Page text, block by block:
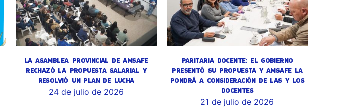
LA ASAMBLEA PROVINCIAL DE AMSAFE
RECHAZÓ LA PROPUESTA SALARIAL Y
RESOLVIÓ UN PLAN DE LUCHA
24 de julio de 2026
PARITARIA DOCENTE: EL GOBIERNO
PRESENTÓ SU PROPUESTA Y AMSAFE LA
PONDRÁ A CONSIDERACIÓN DE LAS Y LOS
DOCENTES
21 de julio de 2026